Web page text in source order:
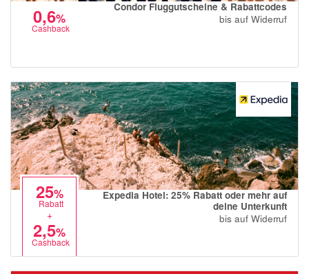
0,6%
Cashback
Condor Fluggutscheine & Rabattcodes
bis auf Widerruf
25%
Rabatt
+
2,5%
Cashback
Expedia Hotel: 25% Rabatt oder mehr auf
deine Unterkunft
bis auf Widerruf